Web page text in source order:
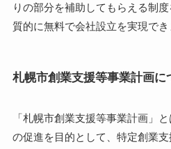
りの部分を補助してもらえる制
質的に無料で会社設立を実現でき
札幌市創業支援等事業計画に
「札幌市創業支援等事業計画」
の促進を目的として、特定創業支